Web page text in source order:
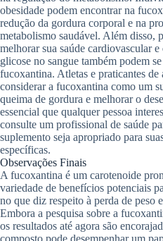
obesidade podem encontrar na
redução da gordura corporal e na
metabolismo saudável. Além disso,
melhorar sua saúde cardiovascular
glicose no sangue também podem
fucoxantina. Atletas e praticantes
considerar a fucoxantina como um
queima de gordura e melhorar o
essencial que qualquer pessoa
consulte um profissional de saúde
suplemento seja apropriado para
específicas.
Observações Finais
A fucoxantina é um carotenoide
variedade de benefícios potenciais
no que diz respeito à perda de peso
Embora a pesquisa sobre a
os resultados até agora são